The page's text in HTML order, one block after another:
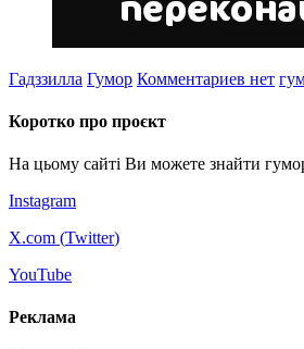
Гадззилла Гумор Комментариев нет
Коротко про проєкт
На цьому сайті Ви можете знайти
Instagram
X.com (Twitter)
YouTube
Реклама